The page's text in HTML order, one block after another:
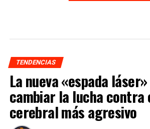
TENDENCIAS
La nueva «espada
cambiar la lucha contra
cerebral más agresivo